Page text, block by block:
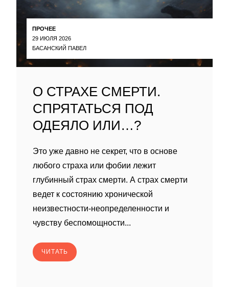
ПРОЧЕЕ
29 ИЮЛЯ 2026
БАСАНСКИЙ ПАВЕЛ
О СТРАХЕ СМЕРТИ.
СПРЯТАТЬСЯ ПОД
ОДЕЯЛО ИЛИ…?
Это уже давно не секрет, что в основе
любого страха или фобии лежит
глубинный страх смерти. А страх смерти
ведет к состоянию хронической
неизвестности-неопределенности и
чувству беспомощности...
ЧИТАТЬ